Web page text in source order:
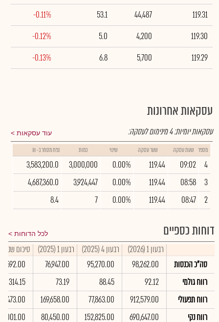
119.31
44,487
53.1
-0.11%
119.30
4,200
5.0
-0.12%
119.29
5,700
6.8
-0.13%
עסקאות אחרונות
עוד עסקאות עסקאות יומיות:4מינימום לעסקה:
מספר שעת עסקה שער עסקה שינוי כמות נפח מסחר ב- ₪
4
09:02
119.44
0.00%
3,000,000
3,583,200.0
3
08:58
119.44
0.00%
3,924,447
4,687,360.0
2
08:47
119.44
0.00%
7
8.4
דוחות כספיים לכל הדוחות
רבעון 1 (2026) רבעון 4 (2025) רבעון 1 (2025)
סיכום שנתי 2025
סה"כ הכנסות
98,262.00
95,270.00
76,947.00
רווח גולמי
92.12
88.45
73.19
314.15
רווח תפעולי
912,579.00
77,863.00
169,658.00
רווח נקי
690,647.00
152,825.00
80,450.00